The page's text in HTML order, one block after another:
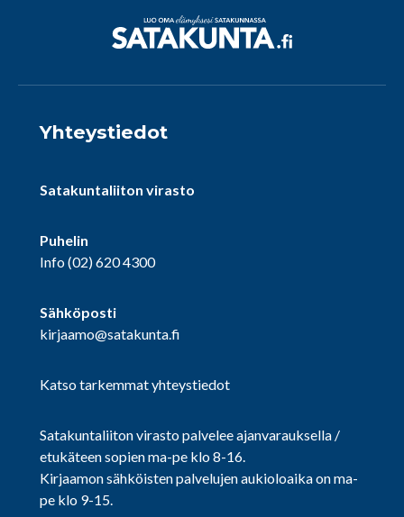
Yhteystiedot
Satakuntaliiton virasto
Puhelin
Info(02) 620 4300
Sähköposti
kirjaamo@satakunta.fi
Katso tarkemmat yhteystiedot
Satakuntaliiton virasto palvelee ajanvarauksella /
etukäteen sopien ma-pe klo 8-16.
Kirjaamon sähköisten palvelujen aukioloaika on ma-
pe klo 9-15.